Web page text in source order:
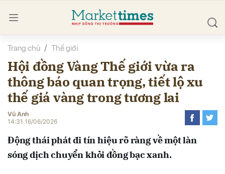
Trang chủ Thế giới
Hội đồng Vàng Thế giới vừa ra
thông báo quan trọng, tiết lộ xu
thế giá vàng trong tương lai
Vũ Anh
14:31 16/06/2026
Động thái phát đi tín hiệu rõ ràng về một làn
sóng dịch chuyển khỏi đồng bạc xanh.
luận